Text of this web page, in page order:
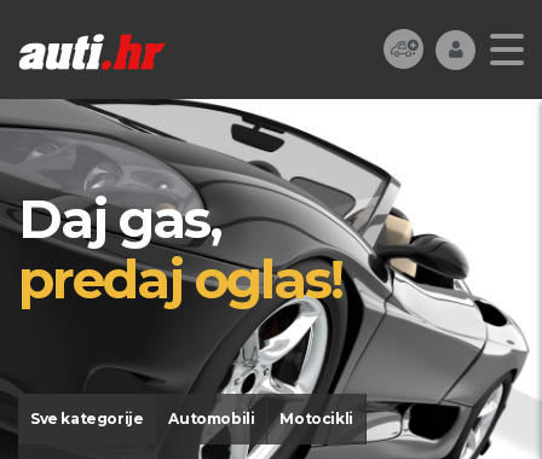
Daj gas,
predaj oglas!
Sve kategorije Automobili Motocikli